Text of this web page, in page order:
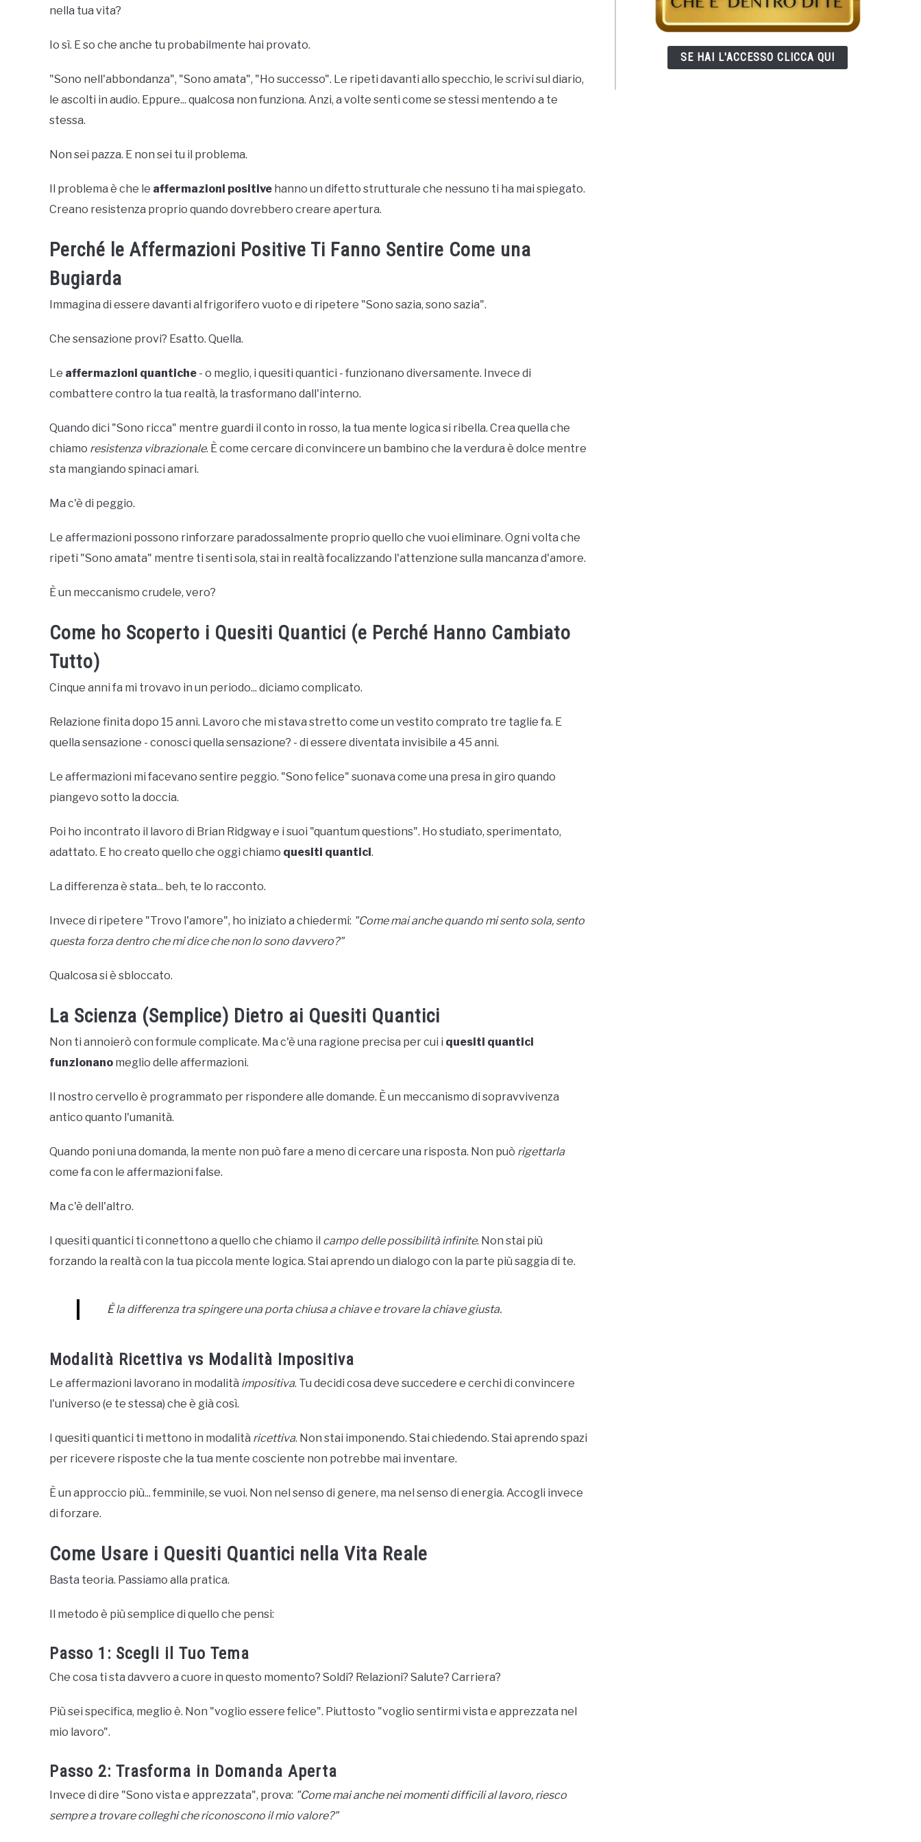
nella tua vita?
Io sì. E so che anche tu probabilmente hai provato.
"Sono nell'abbondanza", "Sono amata", "Ho successo". Le ripeti davanti allo specchio, le scrivi sul diario,
le ascolti in audio. Eppure... qualcosa non funziona. Anzi, a volte senti come se stessi mentendo a te
stessa.
Non sei pazza. E non sei tu il problema.
Il problema è che le affermazioni positive hanno un difetto strutturale che nessuno ti ha mai spiegato.
Creano resistenza proprio quando dovrebbero creare apertura.
Perché le Affermazioni Positive Ti Fanno Sentire Come una
Bugiarda
Immagina di essere davanti al frigorifero vuoto e di ripetere "Sono sazia, sono sazia".
Che sensazione provi? Esatto. Quella.
Le affermazioni quantiche - o meglio, i quesiti quantici - funzionano diversamente. Invece di
combattere contro la tua realtà, la trasformano dall'interno.
Quando dici "Sono ricca" mentre guardi il conto in rosso, la tua mente logica si ribella. Crea quella che
chiamo resistenza vibrazionale. È come cercare di convincere un bambino che la verdura è dolce mentre
sta mangiando spinaci amari.
Ma c'è di peggio.
Le affermazioni possono rinforzare paradossalmente proprio quello che vuoi eliminare. Ogni volta che
ripeti "Sono amata" mentre ti senti sola, stai in realtà focalizzando l'attenzione sulla mancanza d'amore.
È un meccanismo crudele, vero?
Come ho Scoperto i Quesiti Quantici (e Perché Hanno Cambiato
Tutto)
Cinque anni fa mi trovavo in un periodo... diciamo complicato.
Relazione finita dopo 15 anni. Lavoro che mi stava stretto come un vestito comprato tre taglie fa. E
quella sensazione - conosci quella sensazione? - di essere diventata invisibile a 45 anni.
Le affermazioni mi facevano sentire peggio. "Sono felice" suonava come una presa in giro quando
piangevo sotto la doccia.
Poi ho incontrato il lavoro di Brian Ridgway e i suoi "quantum questions". Ho studiato, sperimentato,
adattato. E ho creato quello che oggi chiamo quesiti quantici.
La differenza è stata... beh, te lo racconto.
Invece di ripetere "Trovo l'amore", ho iniziato a chiedermi: "Come mai anche quando mi sento sola, sento
questa forza dentro che mi dice che non lo sono davvero?"
Qualcosa si è sbloccato.
La Scienza (Semplice) Dietro ai Quesiti Quantici
Non ti annoierò con formule complicate. Ma c'è una ragione precisa per cui i quesiti quantici
funzionano meglio delle affermazioni.
Il nostro cervello è programmato per rispondere alle domande. È un meccanismo di sopravvivenza
antico quanto l'umanità.
Quando poni una domanda, la mente non può fare a meno di cercare una risposta. Non può rigettarla
come fa con le affermazioni false.
Ma c'è dell'altro.
I quesiti quantici ti connettono a quello che chiamo il campo delle possibilità infinite. Non stai più
forzando la realtà con la tua piccola mente logica. Stai aprendo un dialogo con la parte più saggia di te.
È la differenza tra spingere una porta chiusa a chiave e trovare la chiave giusta.
Modalità Ricettiva vs Modalità Impositiva
Le affermazioni lavorano in modalità impositiva. Tu decidi cosa deve succedere e cerchi di convincere
l'universo (e te stessa) che è già così.
I quesiti quantici ti mettono in modalità ricettiva. Non stai imponendo. Stai chiedendo. Stai aprendo spazi
per ricevere risposte che la tua mente cosciente non potrebbe mai inventare.
È un approccio più... femminile, se vuoi. Non nel senso di genere, ma nel senso di energia. Accogli invece
di forzare.
Come Usare i Quesiti Quantici nella Vita Reale
Basta teoria. Passiamo alla pratica.
Il metodo è più semplice di quello che pensi:
Passo 1: Scegli il Tuo Tema
Che cosa ti sta davvero a cuore in questo momento? Soldi? Relazioni? Salute? Carriera?
Più sei specifica, meglio è. Non "voglio essere felice". Piuttosto "voglio sentirmi vista e apprezzata nel
mio lavoro".
Passo 2: Trasforma in Domanda Aperta
Invece di dire "Sono vista e apprezzata", prova: "Come mai anche nei momenti difficili al lavoro, riesco
sempre a trovare colleghi che riconoscono il mio valore?"
SE HAI L'ACCESSO CLICCA QUI